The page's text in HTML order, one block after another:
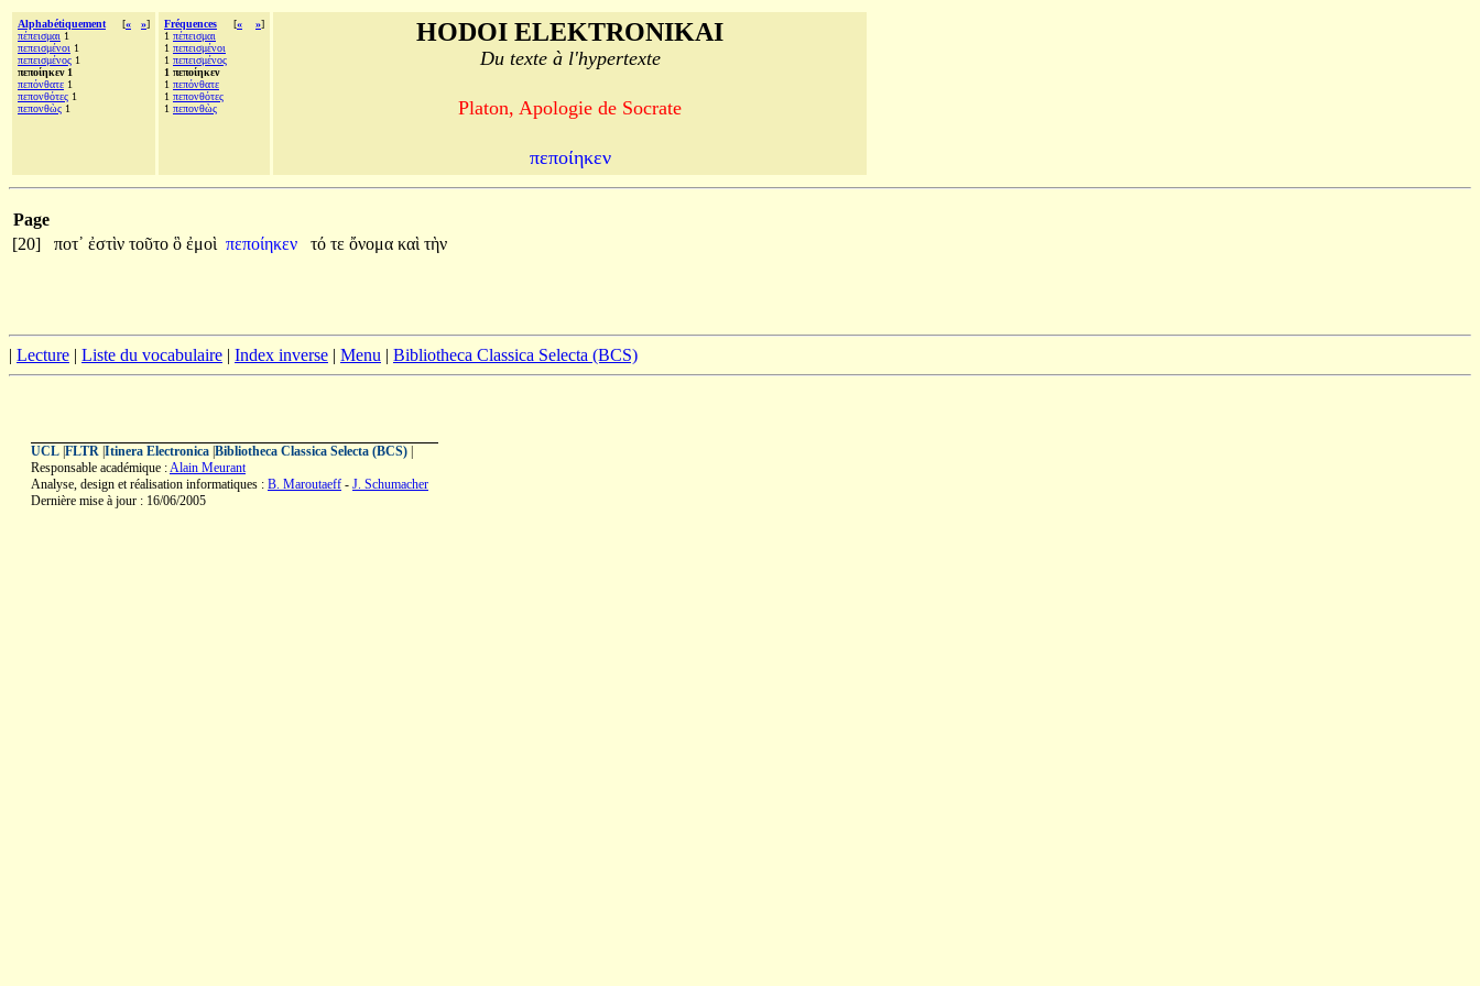
Alphabétiquement [« »]
πέπεισμαι 1
πεπεισμένοι 1
πεπεισμένος 1
πεποίηκεν 1
πεπόνθατε 1
πεπονθότες 1
πεπονθὼς 1
Fréquences [« »]
1 πέπεισμαι
1 πεπεισμένοι
1 πεπεισμένος
1 πεποίηκεν
1 πεπόνθατε
1 πεπονθότες
1 πεπονθὼς
HODOI ELEKTRONIKAI
Du texte à l'hypertexte
Platon, Apologie de Socrate
πεποίηκεν
Page
[20]
ποτ᾽ ἐστὶν τοῦτο ὃ ἐμοὶ πεποίηκεν τό τε ὄνομα καὶ τὴν
| Lecture | Liste du vocabulaire | Index inverse | Menu | Bibliotheca Classica Selecta (BCS)
UCL FLTR Itinera Electronica Bibliotheca Classica Selecta (BCS)
Responsable académique :Alain Meurant
Analyse, design et réalisation informatiques : B. Maroutaeff - J. Schumacher
Dernière mise à jour : 16/06/2005